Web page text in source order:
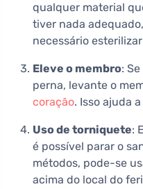
qualquer material
tiver nada
necessário
Eleve o membro:
perna, levante o
coração. Isso ajuda
Uso de torniquete:
é possível parar o
métodos, pode-se
acima do local do